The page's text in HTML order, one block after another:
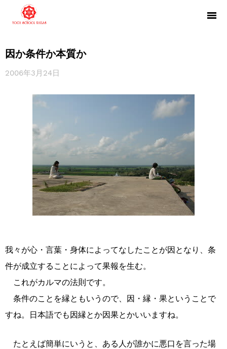
因か条件か本質か
2006年3月24日
我々が心・言葉・身体によってなしたことが因となり、条
件が成立することによって果報を生む。
これがカルマの法則です。
条件のことを縁ともいうので、因・縁・果ということで
すね。日本語でも因縁とか因果とかいいますね。
たとえば簡単にいうと、ある人が誰かに悪口を言った場